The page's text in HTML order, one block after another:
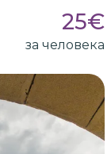
25€
за человека